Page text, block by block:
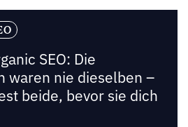
SEO: Die
waren nie dieselben –
beide, bevor sie dich